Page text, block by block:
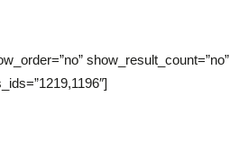
show_result_count=”no”